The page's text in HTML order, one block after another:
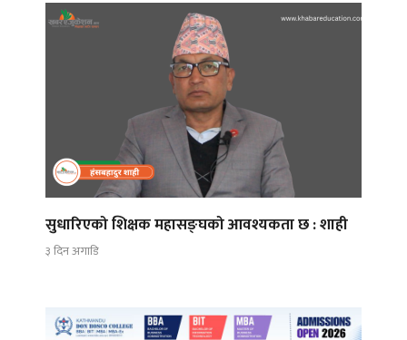
सुधारिएको शिक्षक महासङ्घको आवश्यकता छ : शाही
३ दिन अगाडि